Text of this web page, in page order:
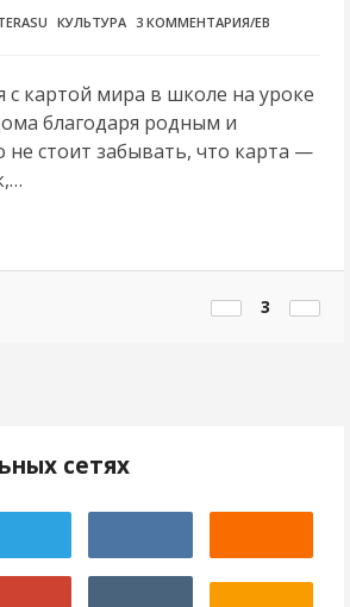
КУЛЬТУРА 3 КОММЕНТАРИЯ/ЕВ
с картой мира в школе на уроке
благодаря родным и
не стоит забывать, что карта —
3
сетях